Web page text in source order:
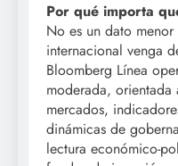
Por qué importa
No es un dato
internacional venga
Bloomberg Línea
moderada,
mercados,
dinámicas de
lectura económico-